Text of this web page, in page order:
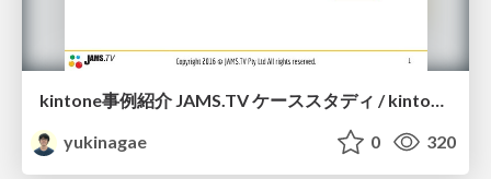
kintone事例紹介 JAMS.TV ケーススタディ / kintone-casestudy-jamstv
yukinagae
0 320